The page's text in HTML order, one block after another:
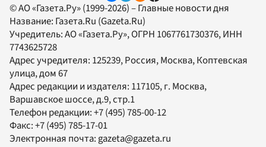
© АО «Газета.Ру» (1999-2026) – Главные новости дня
Название: Газета.Ru (Gazeta.Ru)
Учредитель:АО «Газета.Ру», ОГРН 1067761730376, ИНН
7743625728
Адрес учредителя: 125239, Россия, Москва, Коптевская
улица, дом 67
Адрес редакции и издателя: 117105, г. Москва,
Варшавское шоссе, д.9, стр.1
Телефон редакции:+7 (495) 785-00-12
Факс:+7 (495) 785-17-01
Электронная почта:gazeta@gazeta.ru